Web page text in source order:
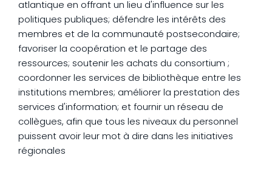
atlantique en offrant un lieu d'influence sur les
politiques publiques; défendre les intérêts des
membres et de la communauté postsecondaire;
favoriser la coopération et le partage des
ressources; soutenir les achats du consortium ;
coordonner les services de bibliothèque entre les
institutions membres; améliorer la prestation des
services d'information; et fournir un réseau de
collègues, afin que tous les niveaux du personnel
puissent avoir leur mot à dire dans les initiatives
régionales